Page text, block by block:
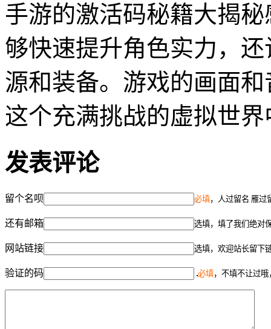
手游的激活码秘籍大揭
够快速提升角色实力，
源和装备。游戏的画面
这个充满挑战的虚拟世界
发表评论
留个名呗 必填，人过留名 雁过
还有邮箱 选填，填了我们绝对
网站链接 选填，欢迎站长留下
验证的码 必填，不填不让过